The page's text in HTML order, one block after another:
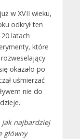
w XVII wieku,
odkrył ten
latach
które
okazało po
uśmierzać
nie do
jak najbardziej
główny